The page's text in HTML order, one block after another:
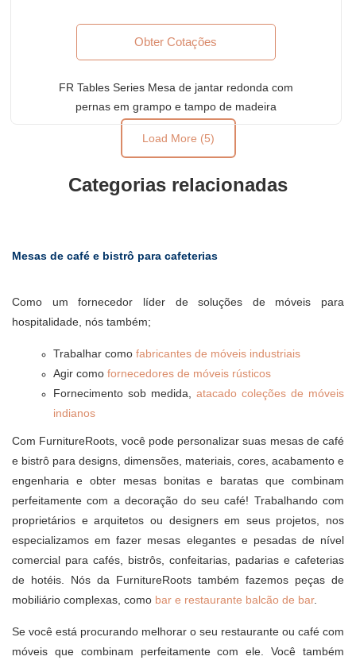
Obter Cotações
FR Tables Series Mesa de jantar redonda com
pernas em grampo e tampo de madeira
Load More (5)
Categorias relacionadas
Mesas de café e bistrô para cafeterias
Como um fornecedor líder de soluções de móveis para
hospitalidade, nós também;
Trabalhar como fabricantes de móveis industriais
Agir como fornecedores de móveis rústicos
Fornecimento sob medida, atacado coleções de móveis
indianos
Com FurnitureRoots, você pode personalizar suas mesas de café
e bistrô para designs, dimensões, materiais, cores, acabamento e
engenharia e obter mesas bonitas e baratas que combinam
perfeitamente com a decoração do seu café! Trabalhando com
proprietários e arquitetos ou designers em seus projetos, nos
especializamos em fazer mesas elegantes e pesadas de nível
comercial para cafés, bistrôs, confeitarias, padarias e cafeterias
de hotéis. Nós da FurnitureRoots também fazemos peças de
mobiliário complexas, como bar e restaurante balcão de bar.
Se você está procurando melhorar o seu restaurante ou café com
móveis que combinam perfeitamente com ele. Você também